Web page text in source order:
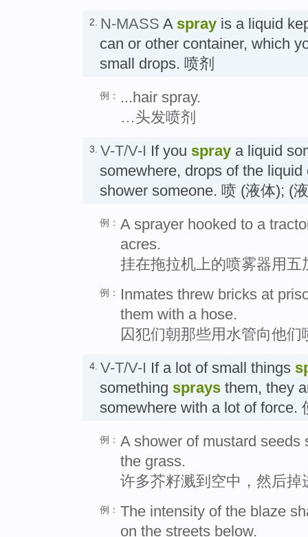
2. N-MASS A spray is a liquid
can or other container, which
small drops. 喷剂
例：
...hair spray.
…头发喷剂
3. V-T/V-I If you spray a liquid
somewhere, drops of the liquid
shower someone. 喷 (液体); (
例： A sprayer hooked to a
acres.
挂在拖拉机上的喷雾器用
例：
Inmates threw bricks at
them with a hose.
囚犯们朝那些用水管向他
4. V-T/V-I If a lot of small things
something sprays them, they
somewhere with a lot of force.
例： A shower of mustard seeds
the grass.
许多芥籽溅到空中，然后掉
例： The intensity of the blaze
on the streets below.